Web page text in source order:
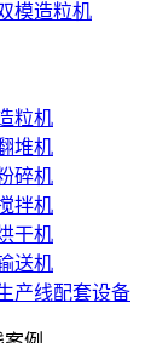
模造粒机
粒机
堆机
碎机
拌机
干机
送机
产线配套设备